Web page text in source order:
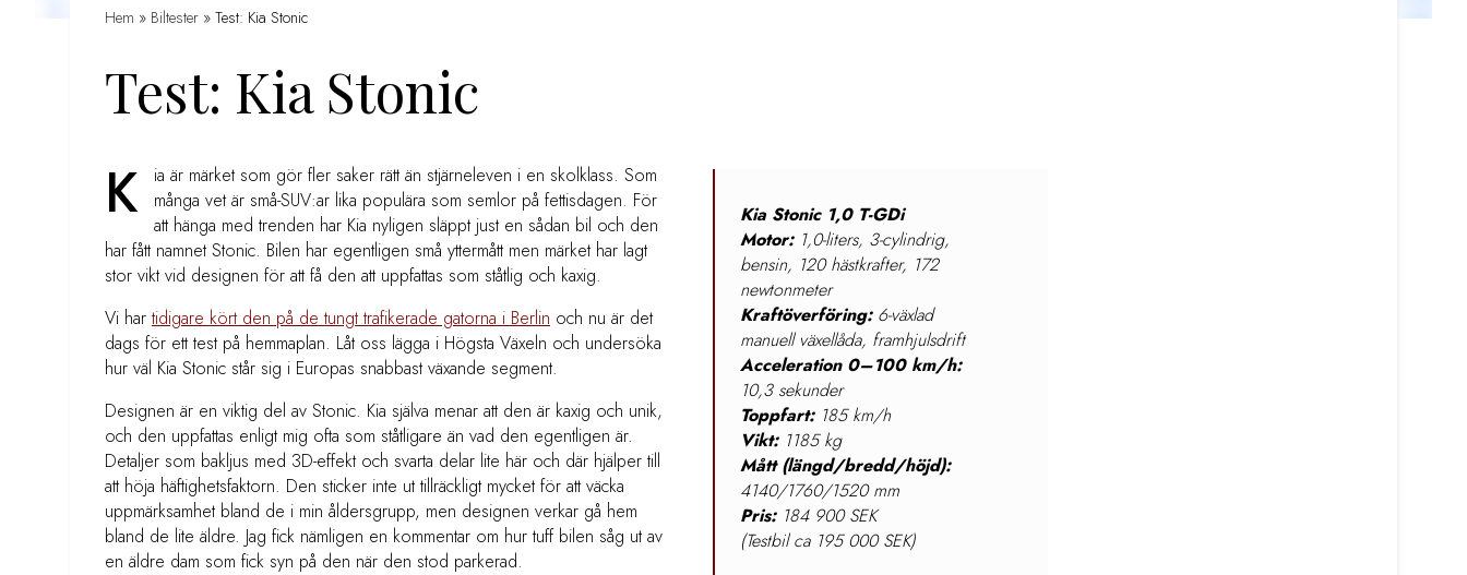
Hem » Biltester » Test: Kia Stonic
Test: Kia Stonic
Kia Stonic 1,0 T-GDi
Motor:1,0-liters, 3-cylindrig,
bensin, 120 hästkrafter, 172
newtonmeter
Kraftöverföring:6-växlad
manuell växellåda, framhjulsdrift
Acceleration 0–100 km/h:
10,3 sekunder
Toppfart:185 km/h
Vikt: 1185 kg
Mått (längd/bredd/höjd):
4140/1760/1520 mm
Pris:184 900 SEK
(Testbil ca 195 000 SEK)
K
ia är märket som gör fler saker rätt än stjärneleven i en skolklass. Som
många vet är små-SUV:ar lika populära som semlor på fettisdagen. För
att hänga med trenden har Kia nyligen släppt just en sådan bil och den
har fått namnet Stonic. Bilen har egentligen små yttermått men märket har lagt
stor vikt vid designen för att få den att uppfattas som ståtlig och kaxig.
Vi hartidigare kört den på de tungt trafikerade gatorna i Berlin och nu är det
dags för ett test på hemmaplan. Låt oss lägga i Högsta Växeln och undersöka
hur väl Kia Stonic står sig i Europas snabbast växande segment.
Designen är en viktig del av Stonic. Kia själva menar att den är kaxig och unik,
och den uppfattas enligt mig ofta som ståtligare än vad den egentligen är.
Detaljer som bakljus med 3D-effekt och svarta delar lite här och där hjälper till
att höja häftighetsfaktorn. Den sticker inte ut tillräckligt mycket för att väcka
uppmärksamhet bland de i min åldersgrupp, men designen verkar gå hem
bland de lite äldre. Jag fick nämligen en kommentar om hur tuff bilen såg ut av
en äldre dam som fick syn på den när den stod parkerad.